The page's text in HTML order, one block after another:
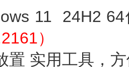
11 24H2 64
）
实用工具，方